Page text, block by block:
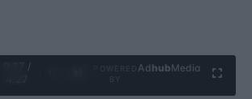
0:28 /
Ad hubMedia